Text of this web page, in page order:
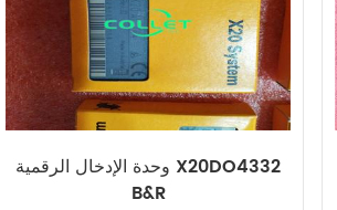
وحدة الإدخال الرقمية X20DO4332
B&R